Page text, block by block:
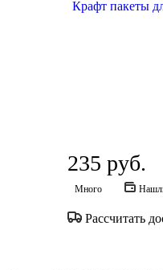
235 руб.
Много
Рассчитать